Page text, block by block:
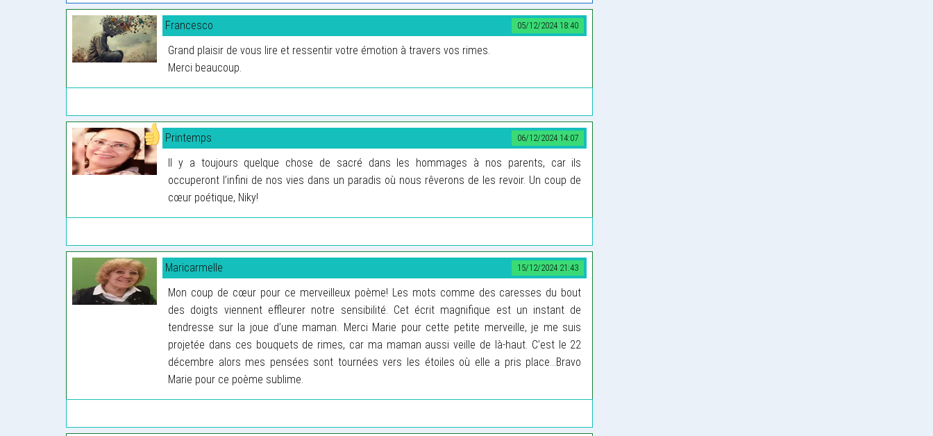
05/12/2024 18:40
Francesco
Grand plaisir de vous lire et ressentir votre émotion à travers vos rimes.
Merci beaucoup.
06/12/2024 14:07
Printemps
Il y a toujours quelque chose de sacré dans les hommages à nos parents, car ils
occuperont l’infini de nos vies dans un paradis où nous rêverons de les revoir. Un coup de
cœur poétique, Niky!
15/12/2024 21:43
Maricarmelle
Mon coup de cœur pour ce merveilleux poème! Les mots comme des caresses du bout
des doigts viennent effleurer notre sensibilité. Cet écrit magnifique est un instant de
tendresse sur la joue d’une maman. Merci Marie pour cette petite merveille, je me suis
projetée dans ces bouquets de rimes, car ma maman aussi veille de là-haut. C’est le 22
décembre alors mes pensées sont tournées vers les étoiles où elle a pris place…Bravo
Marie pour ce poème sublime.